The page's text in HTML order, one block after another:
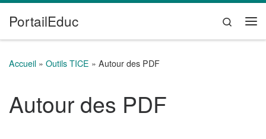
Passer au contenu
PortailEduc
Search
Accueil » Outils TICE » Autour des PDF
Autour des PDF